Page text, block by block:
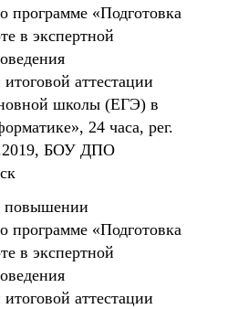
программе «Подготовка
в экспертной
аттестации
школы (ЕГЭ) в
24 часа, рег.
БОУ ДПО
повышении
программе «Подготовка
в экспертной
аттестации